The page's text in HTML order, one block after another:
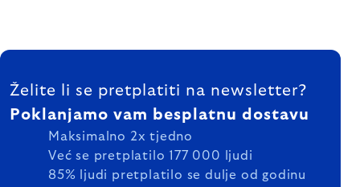
FOOTER
Želite li se pretplatiti na newsletter?
Poklanjamo vam besplatnu dostavu
Maksimalno 2x tjedno
Već se pretplatilo 177 000 ljudi
85% ljudi pretplatilo se dulje od godinu